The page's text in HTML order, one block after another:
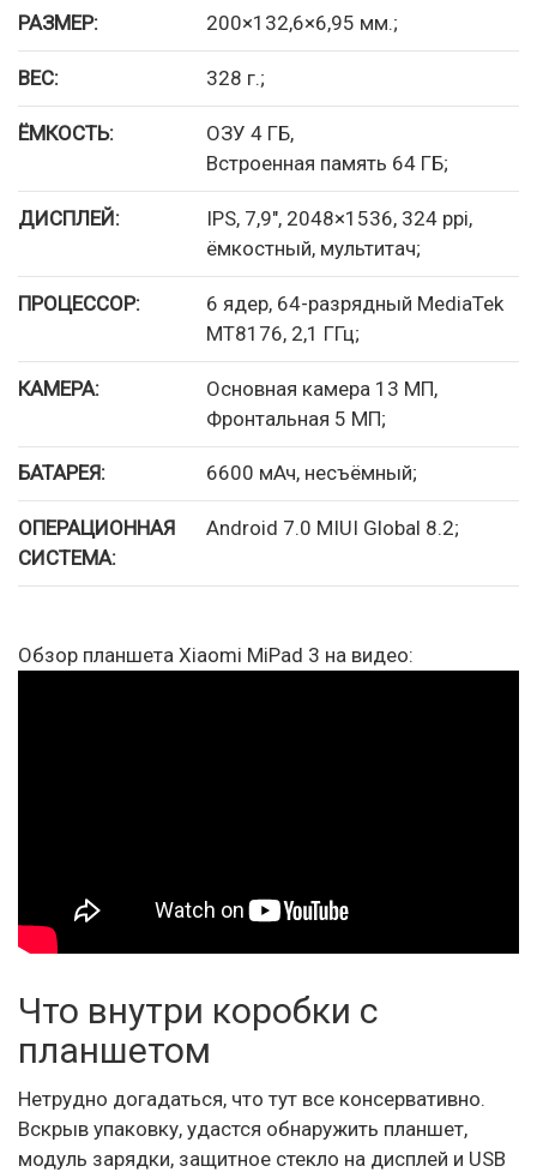
РАЗМЕР: 200×132,6×6,95 мм.;
ВЕС: 328 г.;
ЁМКОСТЬ:
ОЗУ 4 ГБ,
Встроенная память 64 ГБ;
ДИСПЛЕЙ:
IPS, 7,9″, 2048×1536, 324 ppi,
ёмкостный, мультитач;
ПРОЦЕССОР:
6 ядер, 64-разрядный MediaTek
MT8176, 2,1 ГГц;
КАМЕРА:
Основная камера 13 МП,
Фронтальная 5 МП;
БАТАРЕЯ: 6600 мАч, несъёмный;
ОПЕРАЦИОННАЯ
СИСТЕМА:
Android 7.0 MIUI Global 8.2;
Обзор планшета Xiaomi MiPad 3 на видео:
Что внутри коробки с
планшетом
Нетрудно догадаться, что тут все консервативно.
Вскрыв упаковку, удастся обнаружить планшет,
модуль зарядки, защитное стекло на дисплей и USB